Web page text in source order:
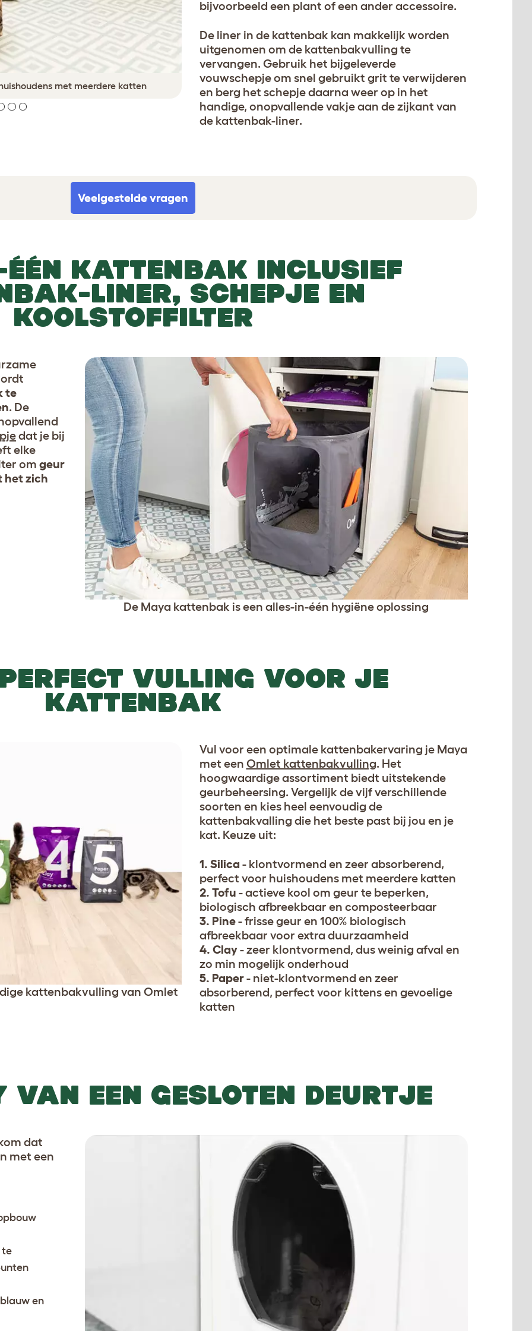
bijvoorbeeld een plant of een ander accessoire.
De liner in de kattenbak kan makkelijk worden
uitgenomen om de kattenbakvulling te
vervangen. Gebruik het bijgeleverde
vouwschepje om snel gebruikt grit te verwijderen
en berg het schepje daarna weer op in het
handige, onopvallende vakje aan de zijkant van
de kattenbak-liner.
Veelgestelde vragen
KATTENBAK INCLUSIEF
LINER, SCHEPJE EN
KOOLSTOFFILTER
De Maya kattenbak is een alles-in-één hygiëne oplossing
te
. De
dat je bij
elke
om geur
het zich
VULLING VOOR JE
KATTENBAK
kattenbakvulling van Omlet
Vul voor een optimale kattenbakervaring je Maya
met een Omlet kattenbakvulling. Het
hoogwaardige assortiment biedt uitstekende
geurbeheersing. Vergelijk de vijf verschillende
soorten en kies heel eenvoudig de
kattenbakvalling die het beste past bij jou en je
kat. Keuze uit:
1. Silica - klontvormend en zeer absorberend,
perfect voor huishoudens met meerdere katten
2. Tofu - actieve kool om geur te beperken,
biologisch afbreekbaar en composteerbaar
3. Pine- frisse geur en 100% biologisch
afbreekbaar voor extra duurzaamheid
4. Clay- zeer klontvormend, dus weinig afval en
zo min mogelijk onderhoud
5. Paper- niet-klontvormend en zeer
absorberend, perfect voor kittens en gevoelige
katten
VAN EEN GESLOTEN DEURTJE
dat
met een
te
en